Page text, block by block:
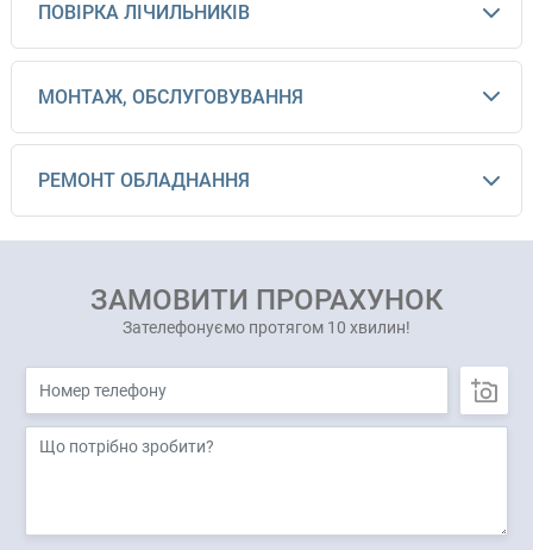
ПОВІРКА ЛІЧИЛЬНИКІВ
МОНТАЖ, ОБСЛУГОВУВАННЯ
РЕМОНТ ОБЛАДНАННЯ
ЗАМОВИТИ ПРОРАХУНОК
Зателефонуємо протягом 10 хвилин!